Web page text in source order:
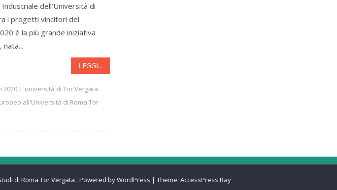
dell’Università di
i progetti vincitori del
è la più grande iniziativa
nata...
LEGGI...
2020 L'università di Tor Vergata
all'Università di Roma Tor
di Roma Tor Vergata . Powered by WordPress | Theme: AccessPress Ray